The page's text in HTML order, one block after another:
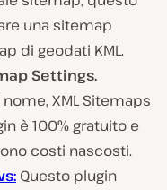
una sitemap
di geodati KML.
Settings.
XML Sitemaps
è 100% gratuito e
costi nascosti.
Questo plugin